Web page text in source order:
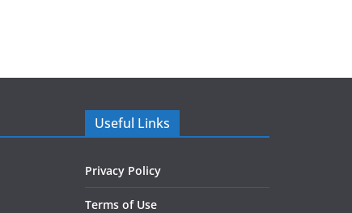
Useful Links
Privacy Policy
Terms of Use